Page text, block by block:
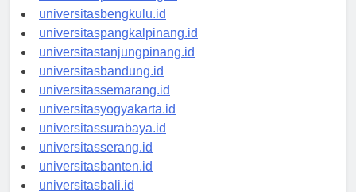
universitaspalembang.id
universitasbengkulu.id
universitaspangkalpinang.id
universitastanjungpinang.id
universitasbandung.id
universitassemarang.id
universitasyogyakarta.id
universitassurabaya.id
universitasserang.id
universitasbanten.id